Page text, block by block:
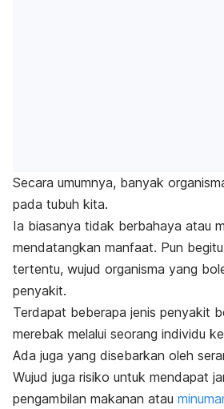
Secara umumnya, banyak
pada tubuh kita.
Ia biasanya tidak berbahaya atau
mendatangkan manfaat. Pun
tertentu, wujud organisma yang
penyakit.
Terdapat beberapa jenis penyakit
merebak melalui seorang individu
Ada juga yang disebarkan oleh
Wujud juga risiko untuk mendapat
pengambilan makanan atau